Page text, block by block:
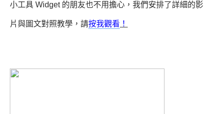
小工具 Widget 的朋友也不用擔心，我們安排了詳細的影
片與圖文對照教學，請按我觀看 ！